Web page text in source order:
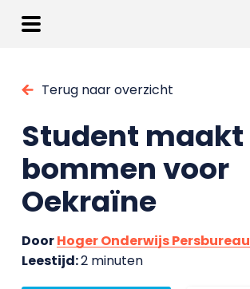
Terug naar overzicht
Student maakt
bommen voor
Oekraïne
DoorHoger Onderwijs Persbureau
Leestijd:2 minuten